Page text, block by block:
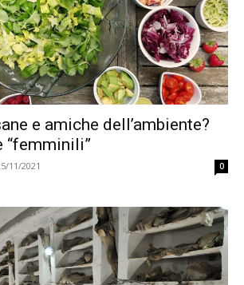
e amiche dell’ambiente?
“femminili”
11/2021 0